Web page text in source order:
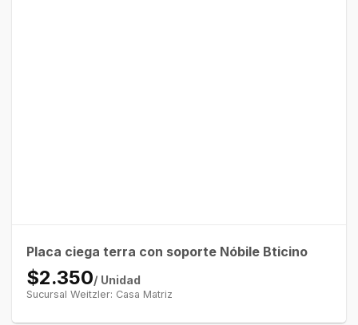
Placa ciega terra con soporte Nóbile Bticino
$2.350/ Unidad
Sucursal Weitzler: Casa Matriz